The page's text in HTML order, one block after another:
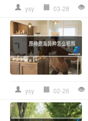
ysy 03-28
ysy 02-26